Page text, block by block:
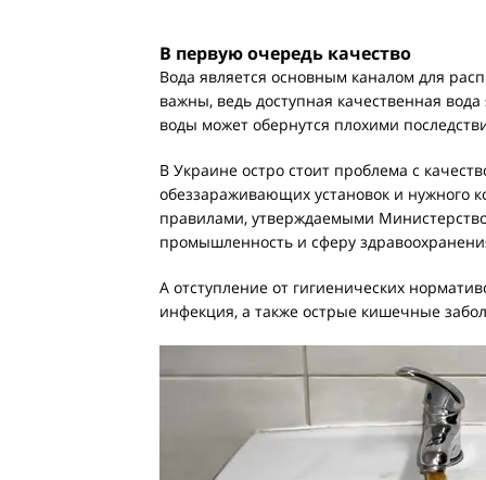
В первую очередь качество
Вода является основным каналом для
важны, ведь доступная качественная
воды может обернутся плохими
В Украине остро стоит проблема с
обеззараживающих установок и нужного
правилами, утверждаемыми
промышленность и сферу
А отступление от гигиенических
инфекция, а также острые кишечные